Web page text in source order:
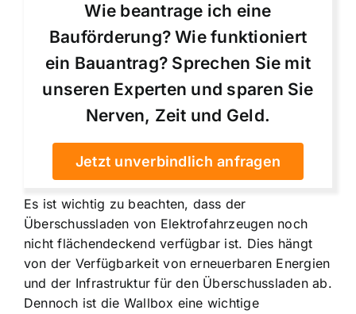
Wie beantrage ich eine
Bauförderung? Wie funktioniert
ein Bauantrag? Sprechen Sie mit
unseren Experten und sparen Sie
Nerven, Zeit und Geld.
Jetzt unverbindlich anfragen
Es ist wichtig zu beachten, dass der
Überschussladen von Elektrofahrzeugen noch
nicht flächendeckend verfügbar ist. Dies hängt
von der Verfügbarkeit von erneuerbaren Energien
und der Infrastruktur für den Überschussladen ab.
Dennoch ist die Wallbox eine wichtige